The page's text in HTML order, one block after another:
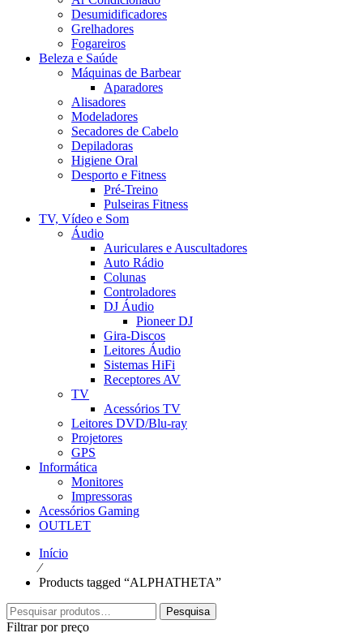
Desumidificadores
Grelhadores
Fogareiros
Beleza e Saúde
Máquinas de Barbear
Aparadores
Alisadores
Modeladores
Secadores de Cabelo
Depiladoras
Higiene Oral
Desporto e Fitness
Pré-Treino
Pulseiras Fitness
TV, Vídeo e Som
Áudio
Auriculares e Auscultadores
Auto Rádio
Colunas
Controladores
DJ Áudio
Pioneer DJ
Gira-Discos
Leitores Áudio
Sistemas HiFi
Receptores AV
TV
Acessórios TV
Leitores DVD/Blu-ray
Projetores
GPS
Informática
Monitores
Impressoras
Acessórios Gaming
OUTLET
Início
⁄
Products tagged “ALPHATHETA”
Pesquisar
por:
Pesquisa
Filtrar por preço